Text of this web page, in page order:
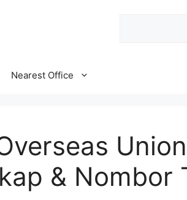
Nearest Office
& Nombor